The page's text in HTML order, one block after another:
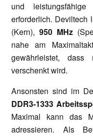
und
erforderlich. Deviltech
(Kern), 950 MHz
nahe am
gewährleistet, dass
verschenkt wird.
Ansonsten sind im
DDR3-1333
Maximal kann das
adressieren. Als